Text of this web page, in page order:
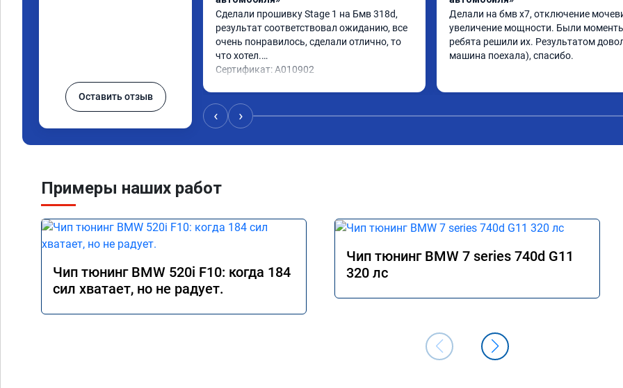
Оставить отзыв
Сделали прошивку Stage 1 на Бмв 318d,
результат соответствовал ожиданию, все
очень понравилось, сделали отлично, то
что хотел.
Сертификат: A010902
Делали на бмв х7, отключение
увеличение мощности. Были
ребята решили их. Результатом
машина поехала), спасибо.
‹ ›
Примеры наших работ
Чип тюнинг BMW 520i F10: когда 184
сил хватает, но не радует.
Чип тюнинг BMW 7 series 740d G11
320 лс